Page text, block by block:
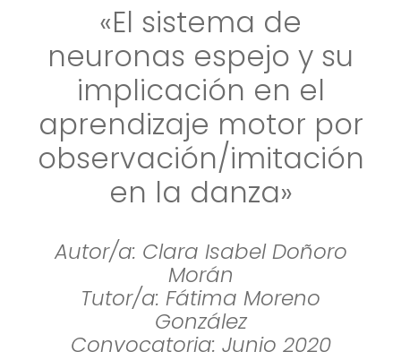
«El sistema de
neuronas espejo y su
implicación en el
aprendizaje motor por
observación/imitación
en la danza»
Autor/a: Clara Isabel Doñoro
Morán
Tutor/a: Fátima Moreno
González
Convocatoria: Junio 2020